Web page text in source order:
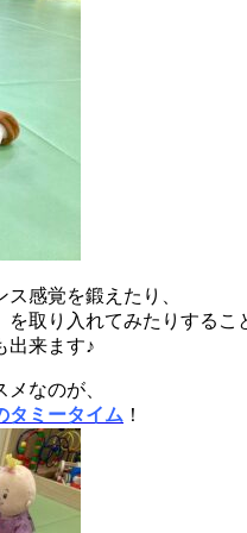
感覚を鍛えたり、
を取り入れてみたりするこ
出来ます♪
なのが、
タミータイム ！